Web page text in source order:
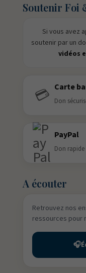
Soutenir Foi
Si vous avez
soutenir par un
vidéos
💳 Carte
Don
PayPal
Don rapide
A écouter
Retrouvez nos
ressources pour
🎧